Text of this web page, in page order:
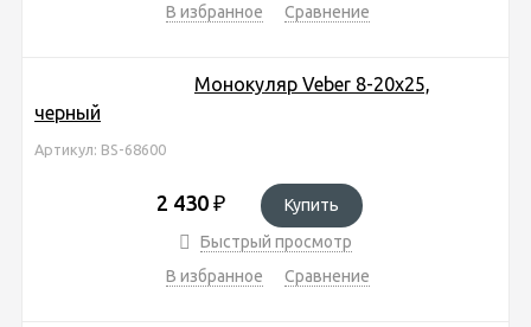
В избранное
Сравнение
Монокуляр Veber 8-20x25,
черный
Артикул: BS-68600
2 430 ₽
Купить
Быстрый просмотр
В избранное
Сравнение